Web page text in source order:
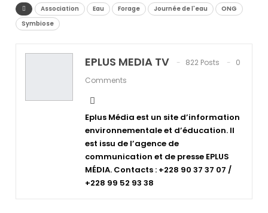
Association Eau Forage Journée de l'eau
ONG
Symbiose
EPLUS MEDIA TV 822 Posts
0
Comments
Eplus Média est un site d’information
environnementale et d’éducation. Il
est issu de l’agence de
communication et de presse EPLUS
MÉDIA. Contacts : +228 90 37 37 07 /
+228 99 52 93 38